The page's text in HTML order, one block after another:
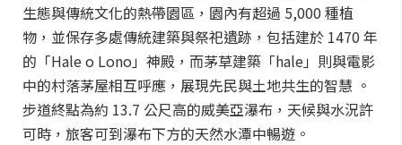
生態與傳統文化的熱帶園區，園內有超過 5,000 種植
物，並保存多處傳統建築與祭祀遺跡，包括建於 1470 年
的「Hale o Lono」神殿，而茅草建築「hale」則與電影
中的村落茅屋相互呼應，展現先民與土地共生的智慧 。
步道終點為約 13.7 公尺高的威美亞瀑布，天候與水況許
可時，旅客可到瀑布下方的天然水潭中暢遊。